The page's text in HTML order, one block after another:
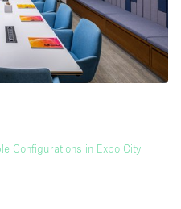
Configurations in Expo City